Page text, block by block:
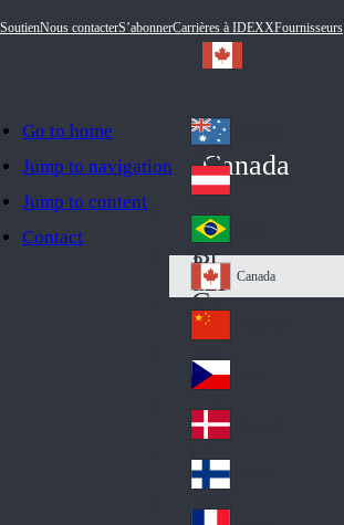
Go to home
Jump to navigation
Jump to content
Contact
SoutienNous contacterS’abonnerCarrières à IDEXXFournisseurs
Canada
Au
str
ali
a
Au
stri
a
Br
azi
l
Ca
na
da
Canada
Ch
ina
Cz
ec
h
De
nm
ark
Fin